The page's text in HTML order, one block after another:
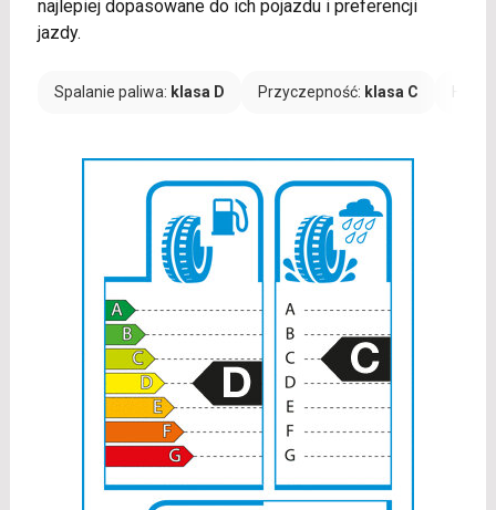
najlepiej dopasowane do ich pojazdu i preferencji
jazdy.
Spalanie paliwa: klasa D Przyczepność: klasa C